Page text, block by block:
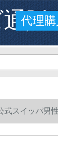
販
代理
式スイッパ男
ロック/フレ